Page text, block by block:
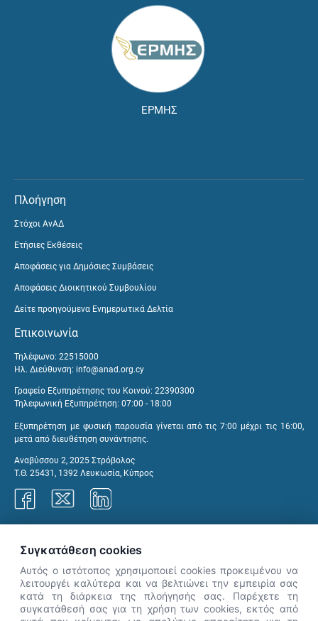
ΕΡΜΗΣ
Πλοήγηση
Στόχοι ΑνΑΔ
Ετήσιες Εκθέσεις
Αποφάσεις για Δημόσιες Συμβάσεις
Αποφάσεις Διοικητικού Συμβουλίου
Δείτε προηγούμενα Ενημερωτικά Δελτία
Επικοινωνία
Τηλέφωνο: 22515000
Ηλ. Διεύθυνση: info@anad.org.cy
Γραφείο Εξυπηρέτησης του Κοινού: 22390300
Τηλεφωνική Εξυπηρέτηση: 07:00 - 18:00
Εξυπηρέτηση με φυσική παρουσία γίνεται από τις 7:00 μέχρι τις 16:00,
μετά από διευθέτηση συνάντησης.
Αναβύσσου 2, 2025 Στρόβολος
Τ.Θ. 25431, 1392 Λευκωσία, Κύπρος
👋 Καλώς ήρθες! Είμαι η Νόησις.
Συγκατάθεση cookies
Αυτός ο ιστότοπος χρησιμοποιεί cookies προκειμένου να
λειτουργέι καλύτερα και να βελτιώνει την εμπειρία σας
κατά τη διάρκεια της πλοήγησής σας. Παρέχετε τη
συγκατάθεσή σας για τη χρήση των cookies, εκτός από